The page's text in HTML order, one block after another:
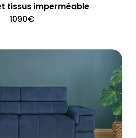
tissus imperméable
1090€